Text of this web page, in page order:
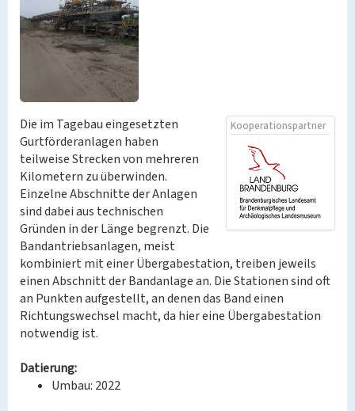
Kooperationspartner
Die im Tagebau eingesetzten
Gurtförderanlagen haben
teilweise Strecken von mehreren
Kilometern zu überwinden.
Einzelne Abschnitte der Anlagen
sind dabei aus technischen
Gründen in der Länge begrenzt. Die
Bandantriebsanlagen, meist
kombiniert mit einer Übergabestation, treiben jeweils
einen Abschnitt der Bandanlage an. Die Stationen sind oft
an Punkten aufgestellt, an denen das Band einen
Richtungswechsel macht, da hier eine Übergabestation
notwendig ist.
Datierung:
Umbau: 2022